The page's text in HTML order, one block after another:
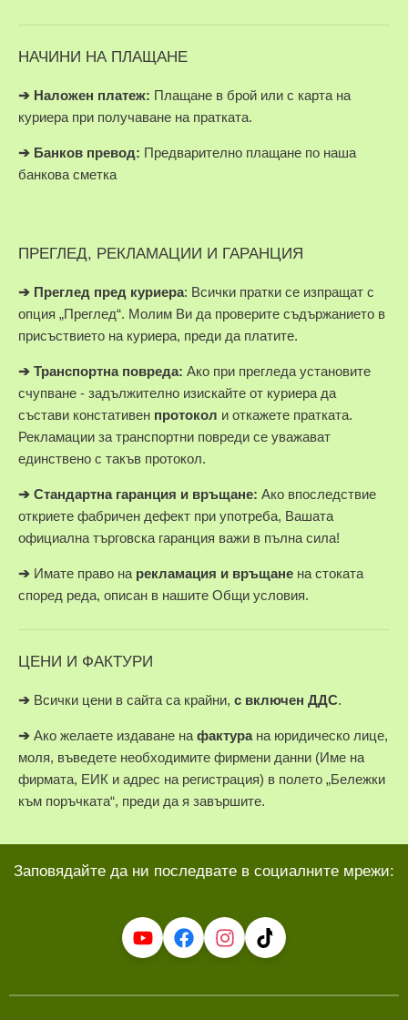
НАЧИНИ НА ПЛАЩАНЕ
➔ Наложен платеж: Плащане в брой или с карта на
куриера при получаване на пратката.
➔ Банков превод: Предварително плащане по наша
банкова сметка
ПРЕГЛЕД, РЕКЛАМАЦИИ И ГАРАНЦИЯ
➔ Преглед пред куриера: Всички пратки се изпращат с
опция „Преглед“. Молим Ви да проверите съдържанието в
присъствието на куриера, преди да платите.
➔ Транспортна повреда: Ако при прегледа установите
счупване - задължително изискайте от куриера да
състави констативен протокол и откажете пратката.
Рекламации за транспортни повреди се уважават
единствено с такъв протокол.
➔ Стандартна гаранция и връщане: Ако впоследствие
откриете фабричен дефект при употреба, Вашата
официална търговска гаранция важи в пълна сила!
➔ Имате право на рекламация и връщане на стоката
според реда, описан в нашите Общи условия.
ЦЕНИ И ФАКТУРИ
➔ Всички цени в сайта са крайни, с включен ДДС.
➔ Ако желаете издаване на фактура на юридическо лице,
моля, въведете необходимите фирмени данни (Име на
фирмата, ЕИК и адрес на регистрация) в полето „Бележки
към поръчката“, преди да я завършите.
Заповядайте да ни последвате в социалните мрежи: